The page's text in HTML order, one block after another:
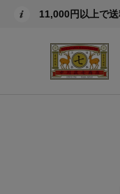
11,000円以上で